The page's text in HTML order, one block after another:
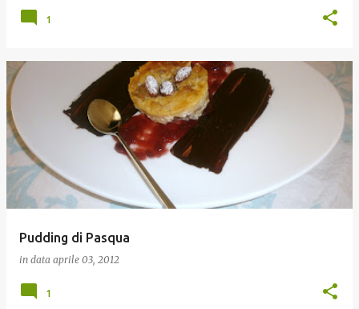
1
Pudding di Pasqua
in data aprile 03, 2012
1